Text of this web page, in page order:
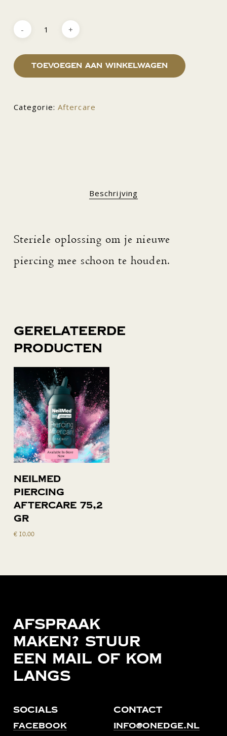
Toevoegen aan winkelwagen
Categorie: Aftercare
Beschrijving
Steriele oplossing om je nieuwe
piercing mee schoon te houden.
Gerelateerde
producten
Lees verder
Neilmed
piercing
aftercare 75,2
gr
€10,00
Afspraak
maken? Stuur
een mail of kom
langs
Socials
Facebook
Contact
info@onedge.nl